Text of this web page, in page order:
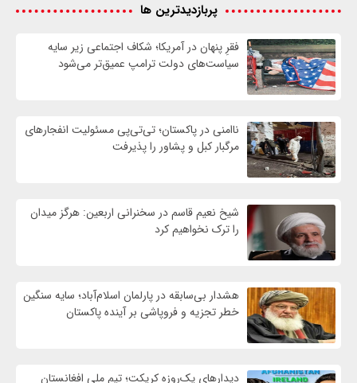
پربازدیدترین ها
فقرِ پنهان در آمریکا؛ شکاف اجتماعی زیر سایه
سیاست‌های دولت ترامپ عمیق‌تر می‌شود
ناامنی در پاکستان؛ تی‌تی‌پی مسئولیت انفجارهای
مرگبار کبل و پشاور را پذیرفت
شیخ نعیم قاسم در سخنرانی اربعین: هرگز میدان
را ترک نخواهیم کرد
هشدار بی‌سابقه در پارلمان اسلام‌آباد؛ سایه سنگین
خطر تجزیه و فروپاشی بر آینده پاکستان
دیدارهای یک‌روزه کریکت؛ تیم ملی افغانستان